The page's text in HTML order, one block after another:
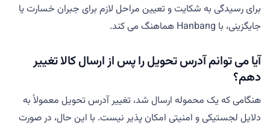
برای رسیدگی به شکایت و تعیین مراحل لازم برای جبران خسارت یا
جایگزینی، با Hanbang هماهنگ می کند.
آیا می توانم آدرس تحویل را پس از ارسال کالا تغییر
دهم؟
هنگامی که یک محموله ارسال شد، تغییر آدرس تحویل معمولاً به
دلایل لجستیکی و امنیتی امکان پذیر نیست. با این حال، در صورت